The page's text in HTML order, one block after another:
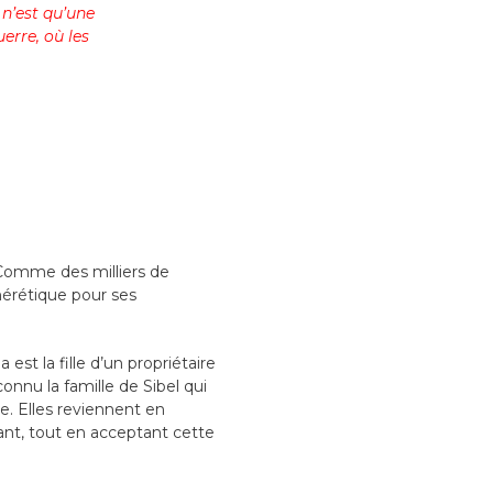
qu’une
où les
des milliers de
pour ses
est la fille d’un propriétaire
la famille de Sibel qui
Elles reviennent en
tout en acceptant cette